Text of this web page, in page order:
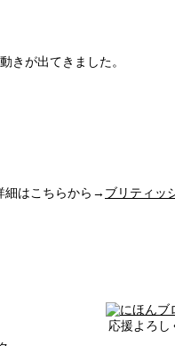
きが出てきました。
細はこちらから→ ブリティッ
応援よろし